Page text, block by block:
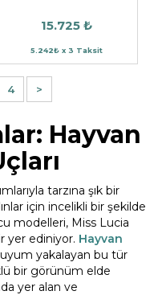
15.725 ₺
5.242₺ x 3 Taksit
4 >
Hayvan
tarzına şık bir
için incelikli bir şekilde
modelleri, Miss Lucia
yer ediniyor. Hayvan
yakalayan bu tür
bir görünüm elde
yer alan ve